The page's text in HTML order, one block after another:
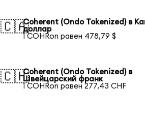
🇨🇦Coherent (Ondo Tokenized) в
доллар
1 COHRon равен 478,79 $
🇨🇭Coherent (Ondo Tokenized) в
Швейцарский франк
1 COHRon равен 277,43 CHF